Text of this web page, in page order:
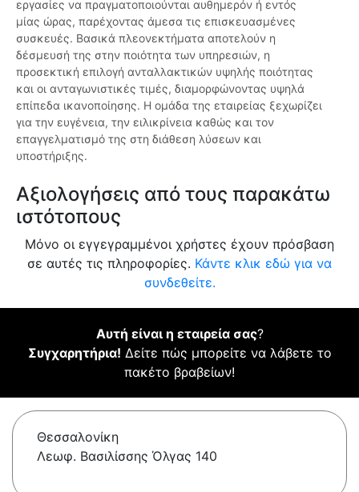
εργασίες να πραγματοποιούνται αυθημερόν ή εντός
μίας ώρας, παρέχοντας άμεσα τις επισκευασμένες
συσκευές. Βασικά πλεονεκτήματα αποτελούν η
δέσμευσή της στην ποιότητα των υπηρεσιών, η
προσεκτική επιλογή ανταλλακτικών υψηλής ποιότητας
και οι ανταγωνιστικές τιμές, διαμορφώνοντας υψηλά
επίπεδα ικανοποίησης. Η ομάδα της εταιρείας ξεχωρίζει
για την ευγένεια, την ειλικρίνεια καθώς και τον
επαγγελματισμό της στη διάθεση λύσεων και
υποστήριξης.
Αξιολογήσεις από τους παρακάτω
ιστότοπους
Μόνο οι εγγεγραμμένοι χρήστες έχουν πρόσβαση
σε αυτές τις πληροφορίες. Κάντε κλικ εδώ για να
συνδεθείτε.
Αυτή είναι η εταιρεία σας?
Συγχαρητήρια! Δείτε πώς μπορείτε να λάβετε το
πακέτο βραβείων!
Θεσσαλονίκη
Λεωφ. Βασιλίσσης Όλγας 140